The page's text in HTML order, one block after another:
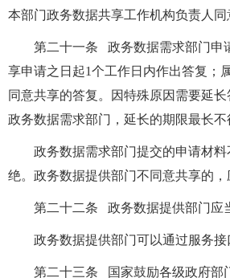
本部门政务数据共享工作机构负责人同
第二十一条 政务数据需求部门申
享申请之日起1个工作日内作出答复；
同意共享的答复。因特殊原因需要延
政务数据需求部门，延长的期限最长不
政务数据需求部门提交的申请材
绝。政务数据提供部门不同意共享的，
第二十二条 政务数据提供部门应
政务数据提供部门可以通过服务
第二十三条 国家鼓励各级政府部